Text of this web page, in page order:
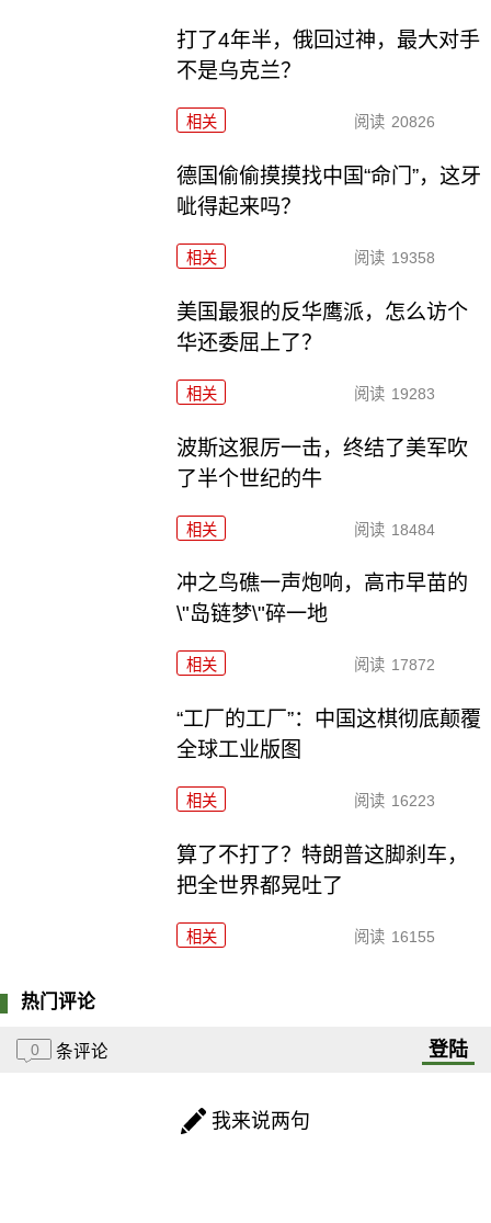
打了4年半，俄回过神，最大对手
不是乌克兰？
相关 阅读 20826
德国偷偷摸摸找中国“命门”，这牙
呲得起来吗？
相关 阅读 19358
美国最狠的反华鹰派，怎么访个
华还委屈上了？
相关 阅读 19283
波斯这狠厉一击，终结了美军吹
了半个世纪的牛
相关 阅读 18484
冲之鸟礁一声炮响，高市早苗的
\"岛链梦\"碎一地
相关 阅读 17872
“工厂的工厂”：中国这棋彻底颠覆
全球工业版图
相关 阅读 16223
算了不打了？特朗普这脚刹车，
把全世界都晃吐了
相关 阅读 16155
热门评论
0 条评论 登陆
我来说两句